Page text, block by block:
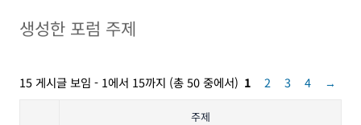
생성한 포럼 주제
15 게시글 보임 - 1에서 15까지 (총 50 중에서) 1 2 3 4 →
주제